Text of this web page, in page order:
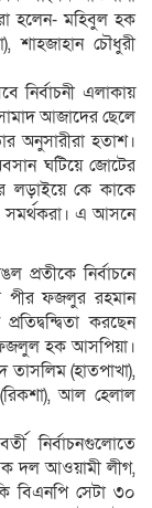
হলেন- মহিবুল হক
শাহজাহান চৌধুরী
নির্বাচনী এলাকায়
আজাদের ছেলে
অনুসারীরা হতাশ।
ঘটিয়ে জোটের
লড়াইয়ে কে কাকে
সমর্থকরা। এ আসনে
প্রতীকে নির্বাচনে
পীর ফজলুর রহমান
করছেন
ফজলুল হক আসপিয়া।
তাসলিম (হাতপাখা),
আল হেলাল
নির্বাচনগুলোতে
দল আওয়ামী লীগ,
বিএনপি সেটা ৩০